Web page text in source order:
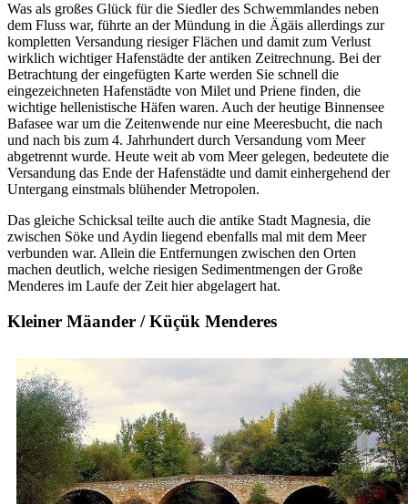
Was als großes Glück für die Siedler des Schwemmlandes neben
dem Fluss war, führte an der Mündung in die Ägäis allerdings zur
kompletten Versandung riesiger Flächen und damit zum Verlust
wirklich wichtiger Hafenstädte der antiken Zeitrechnung. Bei der
Betrachtung der eingefügten Karte werden Sie schnell die
eingezeichneten Hafenstädte von Milet und Priene finden, die
wichtige hellenistische Häfen waren. Auch der heutige Binnensee
Bafasee war um die Zeitenwende nur eine Meeresbucht, die nach
und nach bis zum 4. Jahrhundert durch Versandung vom Meer
abgetrennt wurde. Heute weit ab vom Meer gelegen, bedeutete die
Versandung das Ende der Hafenstädte und damit einhergehend der
Untergang einstmals blühender Metropolen.
Das gleiche Schicksal teilte auch die antike Stadt Magnesia, die
zwischen Söke und Aydin liegend ebenfalls mal mit dem Meer
verbunden war. Allein die Entfernungen zwischen den Orten
machen deutlich, welche riesigen Sedimentmengen der Große
Menderes im Laufe der Zeit hier abgelagert hat.
Kleiner Mäander / Küçük Menderes